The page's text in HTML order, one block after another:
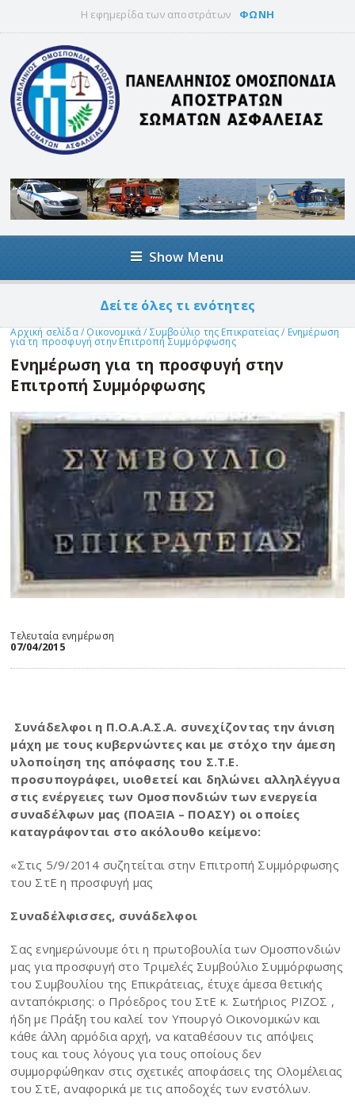
Η εφημερίδα των αποστράτων ΦΩΝΗ
Show Menu
Δείτε όλες τι ενότητες
Αρχική σελίδα/Οικονομικά/ Συμβούλιο της Επικρατείας/ Ενημέρωση
για τη προσφυγή στην Επιτροπή Συμμόρφωσης
Ενημέρωση για τη προσφυγή στην
Επιτροπή Συμμόρφωσης
Τελευταία ενημέρωση
07/04/2015
Συνάδελφοι η Π.Ο.Α.Α.Σ.Α. συνεχίζοντας την άνιση
μάχη με τους κυβερνώντες και με στόχο την άμεση
υλοποίηση της απόφασης του Σ.Τ.Ε.
προσυπογράφει, υιοθετεί και δηλώνει αλληλέγγυα
στις ενέργειες των Ομοσπονδιών των ενεργεία
συναδέλφων μας (ΠΟΑΞΙΑ – ΠΟΑΣΥ) οι οποίες
καταγράφονται στο ακόλουθο κείμενο:
«Στις 5/9/2014 συζητείται στην Επιτροπή Συμμόρφωσης
του ΣτΕ η προσφυγή μας
Συναδέλφισσες, συνάδελφοι
Σας ενημερώνουμε ότι η πρωτοβουλία των Ομοσπονδιών
μας για προσφυγή στο Τριμελές Συμβούλιο Συμμόρφωσης
του Συμβουλίου της Επικράτειας, έτυχε άμεσα θετικής
ανταπόκρισης: ο Πρόεδρος του ΣτΕ κ. Σωτήριος ΡΙΖΟΣ ,
ήδη με Πράξη του καλεί τον Υπουργό Οικονομικών και
κάθε άλλη αρμόδια αρχή, να καταθέσουν τις απόψεις
τους και τους λόγους για τους οποίους δεν
συμμορφώθηκαν στις σχετικές αποφάσεις της Ολομέλειας
του ΣτΕ, αναφορικά με τις αποδοχές των ενστόλων.